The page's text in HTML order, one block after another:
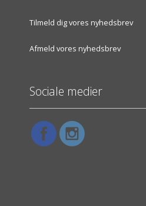
Tilmeld dig vores nyhedsbrev
Afmeld vores nyhedsbrev
Sociale medier